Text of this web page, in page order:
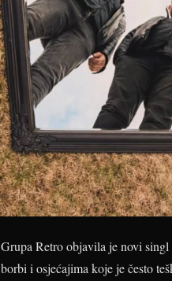
Grupa Retro objavila je novi singl
borbi i osjećajima koje je često